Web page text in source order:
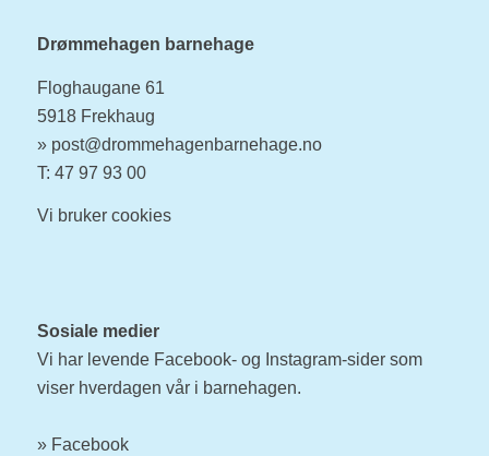
Drømmehagen barnehage
Floghaugane 61
5918 Frekhaug
» post@drommehagenbarnehage.no
T: 47 97 93 00
Vi bruker cookies
Sosiale medier
Vi har levende Facebook- og Instagram-sider som
viser hverdagen vår i barnehagen.
» Facebook